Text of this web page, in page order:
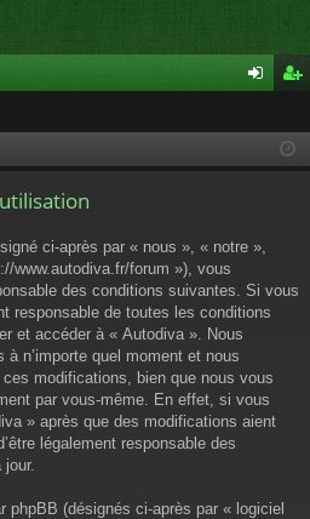
cri
ci-après par « nous », « notre »,
www.autodiva.fr/forum »), vous
des conditions suivantes. Si vous
responsable de toutes les conditions
et accéder à « Autodiva ». Nous
n’importe quel moment et nous
modifications, bien que nous vous
par vous-même. En effet, si vous
» après que des modifications aient
légalement responsable des
phpBB (désignés ci-après par « logiciel